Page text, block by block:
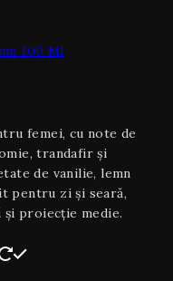
100 Ml
femei, cu note de
trandafir și
de vanilie, lemn
pentru zi și seară,
proiecție medie.